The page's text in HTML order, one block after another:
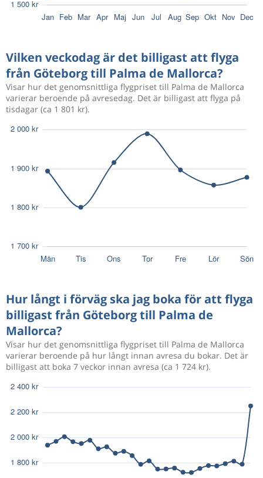
Göteborg Palma de Mallorca
Sep 28 Göteborg Palma de Mallorca
Okt 3 Palma de MallorcaGöteborg
1 241 kr
Sep 2 GöteborgPalma de Mallorca
Palma de MallorcaGöteborg
1 038 kr
Göteborg Palma de Mallorca 930 kr
Sep 16
Vilken veckodag är det billigast att flyga
från Göteborg till Palma de Mallorca?
Visar hur det genomsnittliga flygpriset till Palma de Mallorca
varierar beroende på avresedag. Det är billigast att flyga på
tisdagar (ca 1 801 kr).
Hur långt i förväg ska jag boka för att flyga
billigast från Göteborg till Palma de
Mallorca?
Visar hur det genomsnittliga flygpriset till Palma de Mallorca
varierar beroende på hur långt innan avresa du bokar. Det är
billigast att boka 7 veckor innan avresa (ca 1 724 kr).